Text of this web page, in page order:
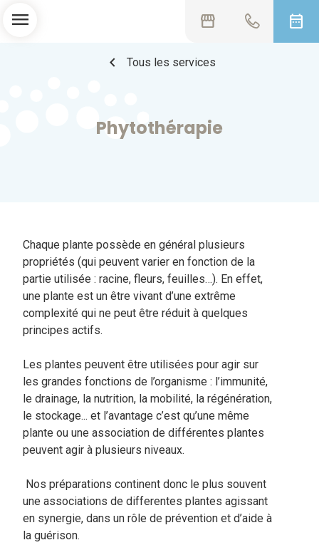
storefront date_range
menu
chevron_left Tous les services
Phytothérapie
Chaque plante possède en général plusieurs
propriétés (qui peuvent varier en fonction de la
partie utilisée : racine, fleurs, feuilles…). En effet,
une plante est un être vivant d’une extrême
complexité qui ne peut être réduit à quelques
principes actifs.
Les plantes peuvent être utilisées pour agir sur
les grandes fonctions de l’organisme : l’immunité,
le drainage, la nutrition, la mobilité, la régénération,
le stockage... et l’avantage c’est qu’une même
plante ou une association de différentes plantes
peuvent agir à plusieurs niveaux.
Nos préparations continent donc le plus souvent
une associations de differentes plantes agissant
en synergie, dans un rôle de prévention et d’aide à
la guérison.